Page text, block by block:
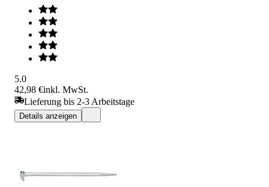
5.0
42,98 €inkl. MwSt.
Lieferung bis 2-3 Arbeitstage
Details anzeigen